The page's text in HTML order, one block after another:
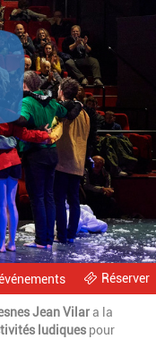
Réserver
Jean Vilara la
ludiques pour